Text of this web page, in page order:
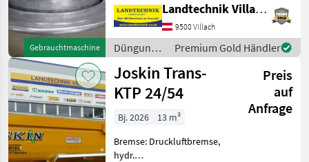
Gebrauchtmaschine
verfügbar. Für weitere
Fragen steht Ihnen unser
Ersatzteil-Profi gern zur
Landtechnik Villach GmbH
9500 Villach
Düngung
und
Beregnung
/ Joskin
Premium Gold Händler
Joskin Trans-
KTP 24/54
Preis
auf
Anfrage
Bj. 2026
13 m³
Bremse: Druckluftbremse,
hydr.